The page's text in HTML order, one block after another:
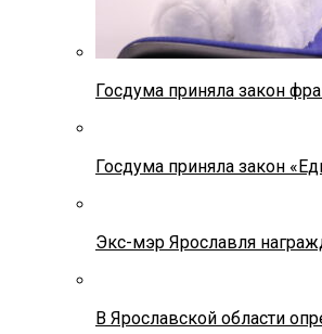
Госдума приняла закон
Госдума приняла закон
Экс-мэр Ярославля
В Ярославской области